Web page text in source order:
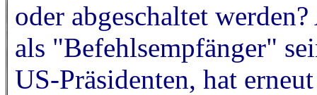
oder abgeschaltet
als "Befehlsempfänger"
US-Präsidenten, hat